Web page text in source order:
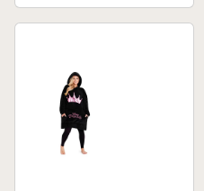
Oversize - Regalos